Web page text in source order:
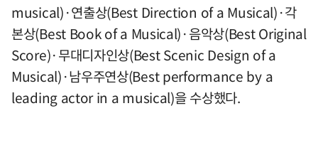
musical)·연출상(Best Direction of a Musical)·각
본상(Best Book of a Musical)·음악상(Best Original
Score)·무대디자인상(Best Scenic Design of a
Musical)·남우주연상(Best performance by a
leading actor in a musical)을 수상했다.